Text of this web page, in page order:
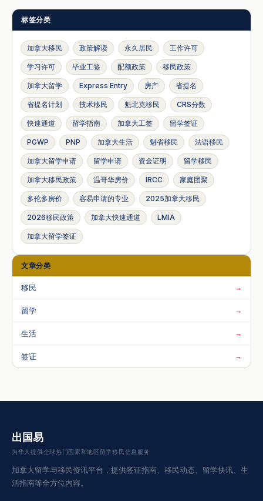
标签分类
加拿大移民 政策解读 永久居民 工作许可
学习许可 毕业工签 配额政策 移民政策
加拿大留学 Express Entry 房产 省提名
省提名计划 技术移民 魁北克移民 CRS分数
快速通道 留学指南 加拿大工签 留学签证
PGWP PNP 加拿大生活 魁省移民 法语移民
加拿大留学申请 留学申请 资金证明 留学移民
加拿大移民政策 温哥华房价 IRCC 家庭团聚
多伦多房价 容易申请的专业 2025加拿大移民
2026移民政策 加拿大快速通道 LMIA
加拿大留学签证
文章分类
移民 →
留学 →
生活 →
签证 →
出国易
为华人提供全球热门国家和地区留学移民信息服务
加拿大留学与移民资讯平台，提供签证指南、移民动态、留学快讯、生
活指南等全方位内容。